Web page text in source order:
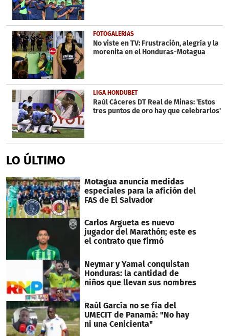
FOTOGALERÍAS
No viste en TV: Frustración, alegría y la
morenita en el Honduras-Motagua
LIGA HONDUBET
Raúl Cáceres DT Real de Minas: 'Estos
tres puntos de oro hay que celebrarlos'
LO ÚLTIMO
Motagua anuncia medidas
especiales para la afición del
FAS de El Salvador
Carlos Argueta es nuevo
jugador del Marathón; este es
el contrato que firmó
Neymar y Yamal conquistan
Honduras: la cantidad de
niños que llevan sus nombres
Raúl García no se fía del
UMECIT de Panamá: "No hay
ni una Cenicienta"